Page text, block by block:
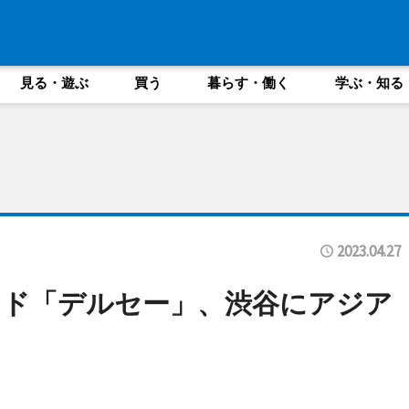
見る・遊ぶ 買う 暮らす・働く 学ぶ・知る
2023.04.27
「デルセー」、渋谷にアジア